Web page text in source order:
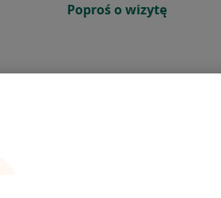
Poproś o wizytę